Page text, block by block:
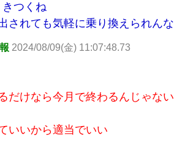
つくね
されても気軽に乗り換えられんな
2024/08/09(金) 11:07:48.73
だけなら今月で終わるんじゃない
いいから適当でいい